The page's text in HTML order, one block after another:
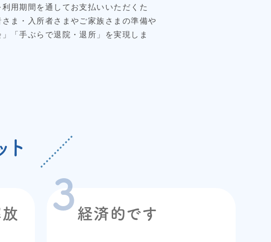
用期間を通してお支払いいただくた
ま・入所者さまやご家族さまの準備や
「手ぶらで退院・退所」を実現しま
ト
経済的です